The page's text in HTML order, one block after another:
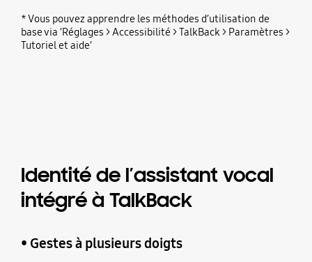
* Vous pouvez apprendre les méthodes d’utilisation de
base via ’Réglages > Accessibilité > TalkBack > Paramètres >
Tutoriel et aide’
Identité de l’assistant vocal
intégré à TalkBack
• Gestes à plusieurs doigts